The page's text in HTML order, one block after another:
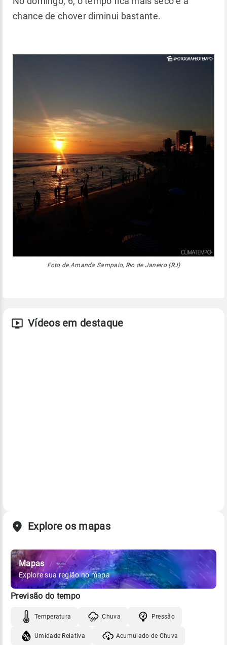
chance de chover diminui bastante.
Foto de Amanda Sampaio, Rio de Janeiro (RJ)
Vídeos em destaque
Explore os mapas
Mapas
Explore sua região no mapa
Previsão do tempo
Temperatura Chuva Pressão
Umidade Relativa Acumulado de Chuva